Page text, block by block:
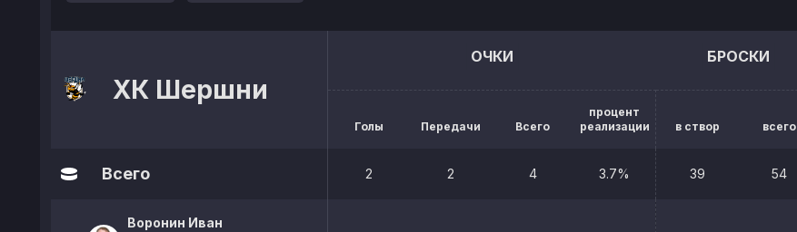
ХК Шершни
ОЧКИ
Голы Передачи Всего
процент
реализации
БРОСКИ
в створ всего
Всего 2 2 4 3.7% 39 54
Воронин Иван